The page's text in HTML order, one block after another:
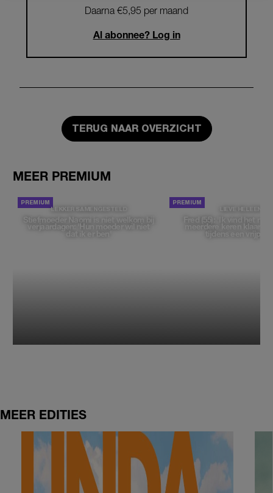
Daarna €5,95 per maand
Al abonnee? Log in
TERUG NAAR OVERZICHT
MEER PREMIUM
LEKKER SAMENGESTELD
Stiefmoeder Naomi is niet welkom bij
verjaardagen: 'Hun moeder wil niet
dat ik er ben'
LIEVE HELEEN
Fred (55): 'Ik vind het
meerdere keren klaar te
tijdens een
MEER EDITIES